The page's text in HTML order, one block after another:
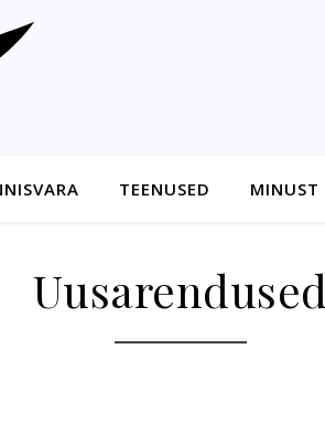
TEENUSED MINUST
Uusarendused